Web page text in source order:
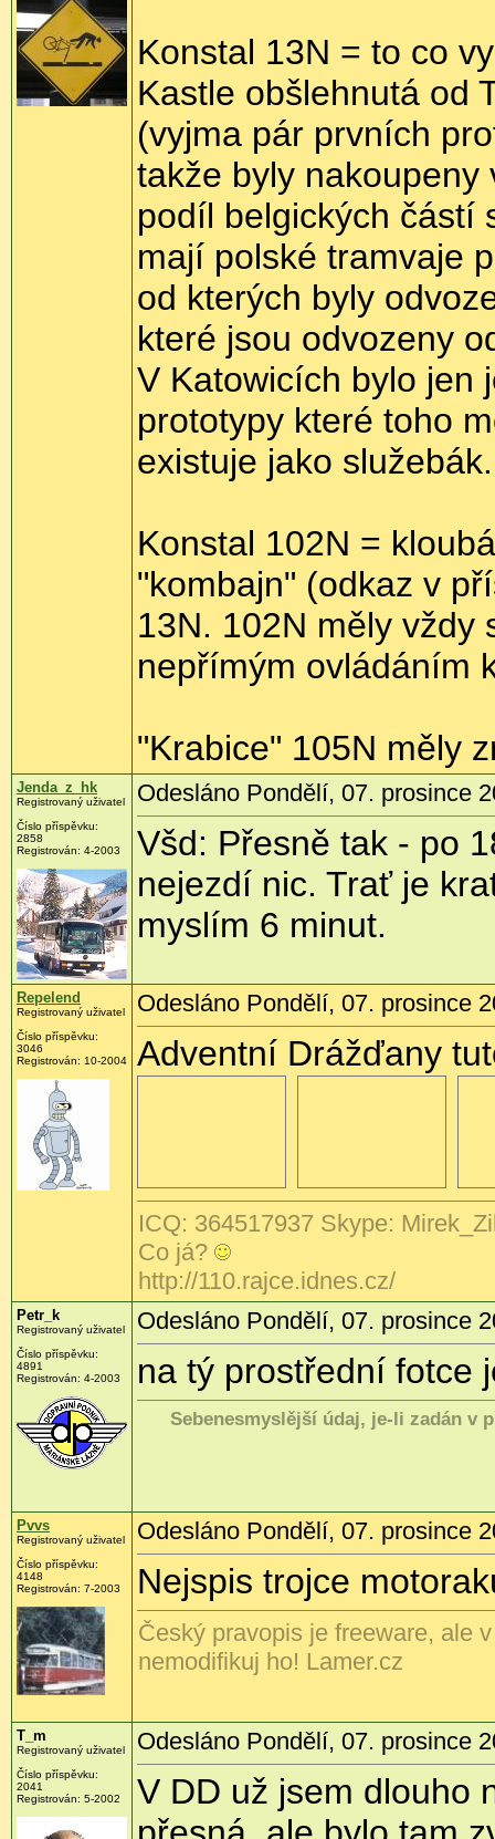
Konstal 13N = to co
Kastle obšlehnutá od
(vyjma pár prvních
takže byly nakoupeny
podíl belgických částí
mají polské tramvaje
od kterých byly
které jsou odvozeny
V Katowicích bylo jen
prototypy které toho
existuje jako
Konstal 102N =
"kombajn" (odkaz v
13N. 102N měly vždy
nepřímým ovládáním
"Krabice" 105N měly
Jenda_z_hk
Registrovaný uživatel
Číslo příspěvku:
2858
Registrován: 4-2003
Odesláno Pondělí, 07. prosince
Všd: Přesně tak - po
nejezdí nic. Trať je
myslím 6 minut.
Repelend
Registrovaný uživatel
Číslo příspěvku:
3046
Registrován: 10-2004
Odesláno Pondělí, 07. prosince
Adventní Drážďany
ICQ: 364517937 Skype:
Co já?
http://110.rajce.idnes.cz/
Petr_k
Registrovaný uživatel
Číslo příspěvku:
4891
Registrován: 4-2003
Odesláno Pondělí, 07. prosince
na tý prostřední fotce
Sebenesmyslější údaj, je-li zadán v
Pvvs
Registrovaný uživatel
Číslo příspěvku:
4148
Registrován: 7-2003
Odesláno Pondělí, 07. prosince
Nejspis trojce
Český pravopis je freeware, ale
nemodifikuj ho! Lamer.cz
T_m
Registrovaný uživatel
Číslo příspěvku:
2041
Registrován: 5-2002
Odesláno Pondělí, 07. prosince
V DD už jsem dlouho